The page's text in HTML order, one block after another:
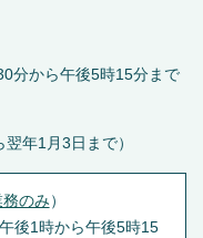
分から午後5時15分まで
年1月3日まで）
のみ）
後1時から午後5時15